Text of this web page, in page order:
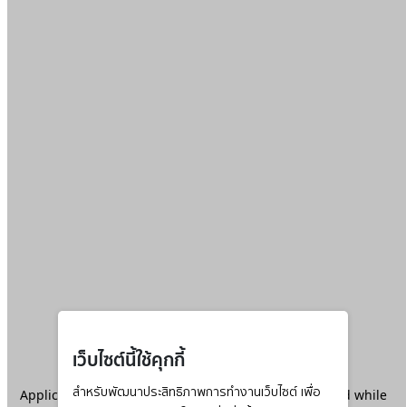
เว็บไซต์นี้ใช้คุกกี้
สำหรับพัฒนาประสิทธิภาพการทำงานเว็บไซต์ เพื่อ
Application error: aclient-side exception has occurred while